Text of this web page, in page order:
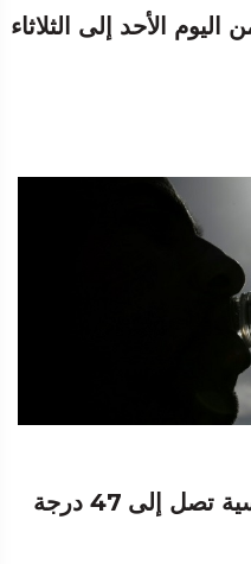
الأحد إلى الثلاثاء
نشرة إنذارية.. حرارة قياسية تصل إلى 47 درجة